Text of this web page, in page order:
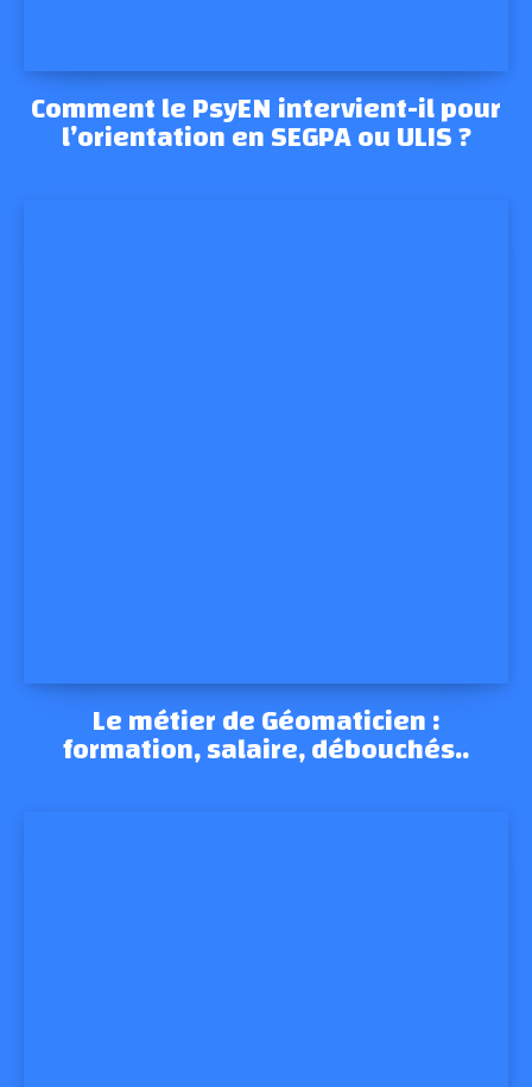
Comment le PsyEN intervient-il pour
l’orientation en SEGPA ou ULIS ?
Le métier de Géomaticien :
formation, salaire, débouchés..